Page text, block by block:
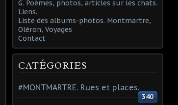
G. Poèmes, photos, articles sur les chats.
Liens.
Liste des albums-photos. Montmartre,
Oléron, Voyages
Contact
CATÉGORIES
#MONTMARTRE. Rues et places.
340